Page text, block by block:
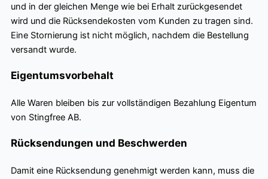
und in der gleichen Menge wie bei Erhalt zurückgesendet
wird und die Rücksendekosten vom Kunden zu tragen sind.
Eine Stornierung ist nicht möglich, nachdem die Bestellung
versandt wurde.
Eigentumsvorbehalt
Alle Waren bleiben bis zur vollständigen Bezahlung Eigentum
von Stingfree AB.
Rücksendungen und Beschwerden
Damit eine Rücksendung genehmigt werden kann, muss die